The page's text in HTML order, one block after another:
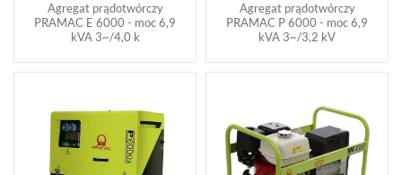
Agregat prądotwórczy
PRAMAC E 6000 - moc 6,9
kVA 3~/4,0 k
Agregat prądotwórczy
PRAMAC P 6000 - moc 6,9
kVA 3~/3,2 kV